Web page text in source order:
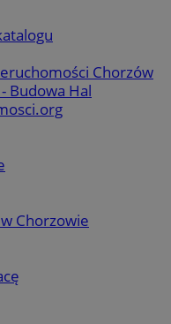
Chorzów
Budowa Hal
Chorzowie